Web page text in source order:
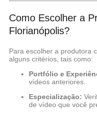
Como Escolher a
Florianópolis?
Para escolher a produtora
alguns critérios, tais como:
Portfólio e
vídeos anteriores.
Especialização:
de vídeo que você